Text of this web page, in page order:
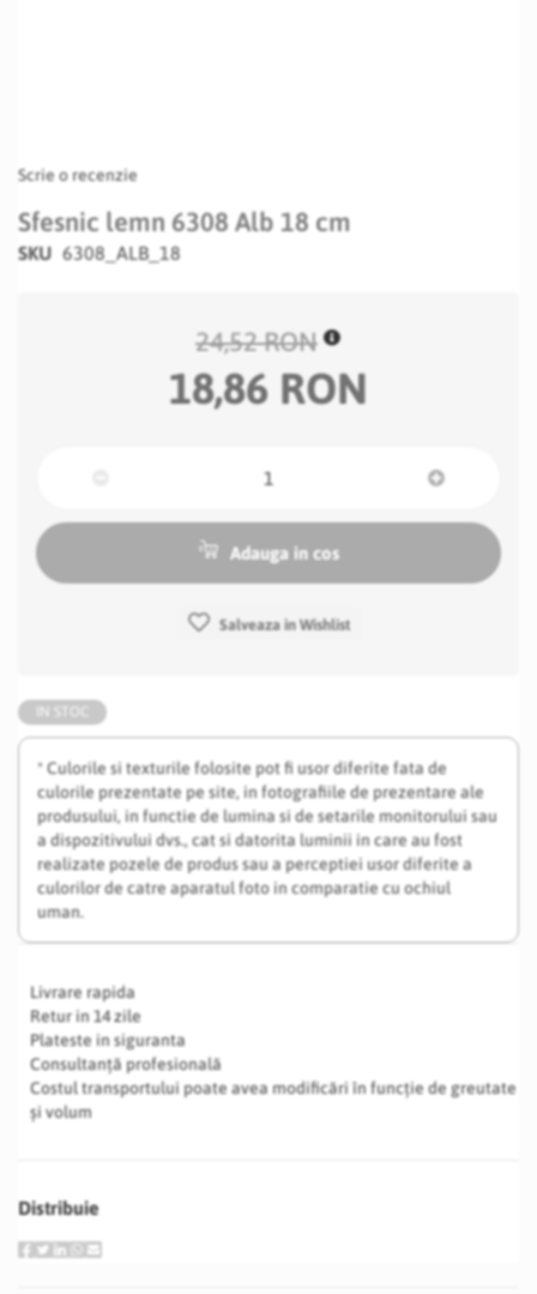
Scrie o recenzie
Sfesnic lemn 6308 Alb 18 cm
SKU 6308_ALB_18
* Culorile si texturile folosite pot fi usor diferite fata de
culorile prezentate pe site, in fotografiile de prezentare ale
produsului, in functie de lumina si de setarile monitorului sau
a dispozitivului dvs., cat si datorita luminii in care au fost
realizate pozele de produs sau a perceptiei usor diferite a
culorilor de catre aparatul foto in comparatie cu ochiul
uman.
Livrare rapida
Retur in 14 zile
Plateste in siguranta
Consultanță profesională
Costul transportului poate avea modificări în funcție de greutate
și volum
Distribuie
24,52 RON
18,86 RON
Adauga in cos
Salveaza in Wishlist